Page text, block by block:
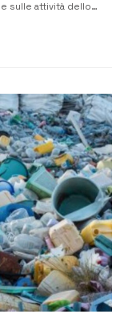
sulle attività dello